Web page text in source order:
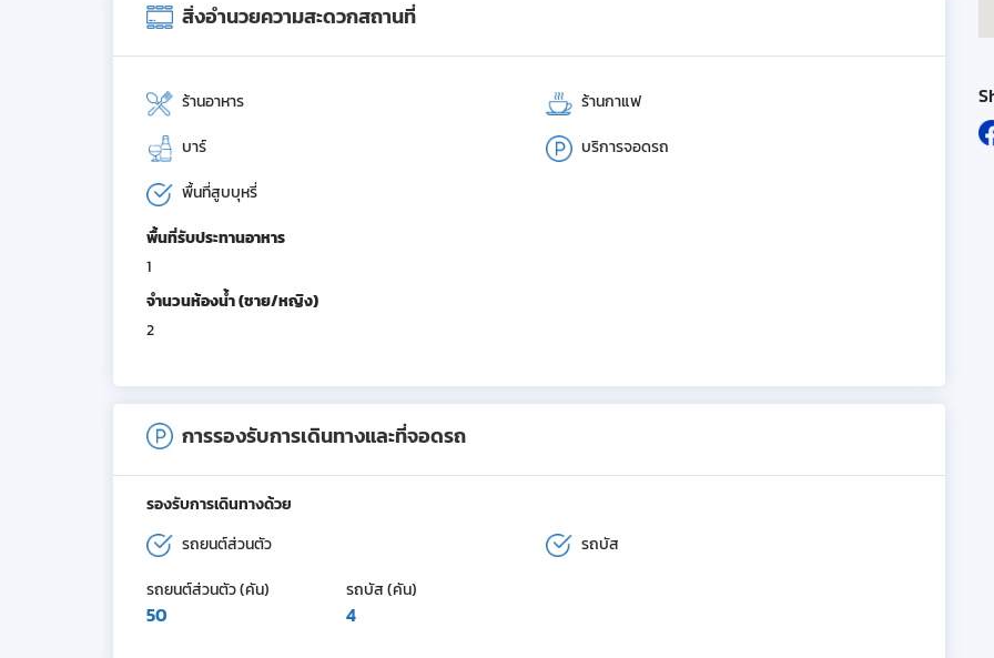
สิ่งอำนวยความสะดวกสถานที่
ร้านอาหาร
ร้านกาแฟ
บาร์
บริการจอดรถ
พื้นที่สูบบุหรี่
พื้นที่รับประทานอาหาร
1
จำนวนห้องน้ำ (ชาย/หญิง)
2
การรองรับการเดินทางและที่จอดรถ
รองรับการเดินทางด้วย
รถยนต์ส่วนตัว
รถบัส
รถยนต์ส่วนตัว (คัน)
50
รถบัส (คัน)
4